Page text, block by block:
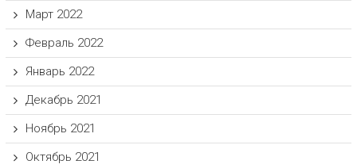
Март 2022
Февраль 2022
Январь 2022
Декабрь 2021
Ноябрь 2021
Октябрь 2021